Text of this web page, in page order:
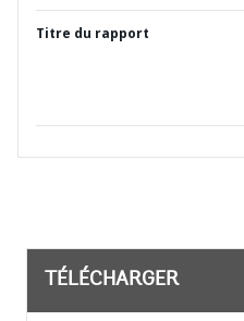
Titre du rapport
TÉLÉCHARGER